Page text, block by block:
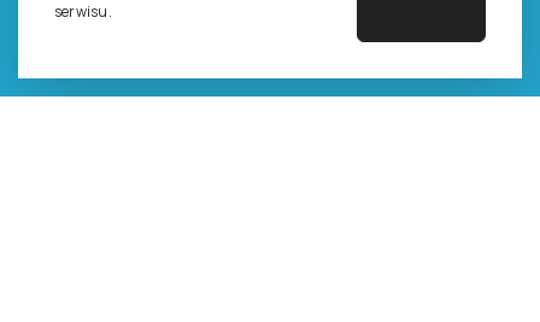
serwisu.
Dla studentów i doktorantów